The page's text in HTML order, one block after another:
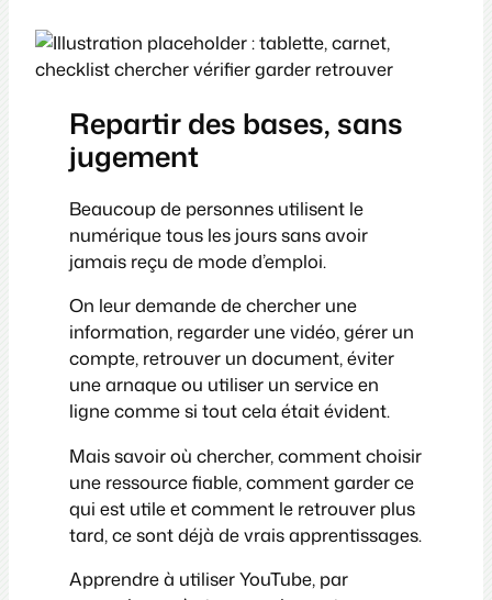
Repartir des bases, sans
jugement
Beaucoup de personnes utilisent le
numérique tous les jours sans avoir
jamais reçu de mode d’emploi.
On leur demande de chercher une
information, regarder une vidéo, gérer un
compte, retrouver un document, éviter
une arnaque ou utiliser un service en
ligne comme si tout cela était évident.
Mais savoir où chercher, comment choisir
une ressource fiable, comment garder ce
qui est utile et comment le retrouver plus
tard, ce sont déjà de vrais apprentissages.
Apprendre à utiliser YouTube, par